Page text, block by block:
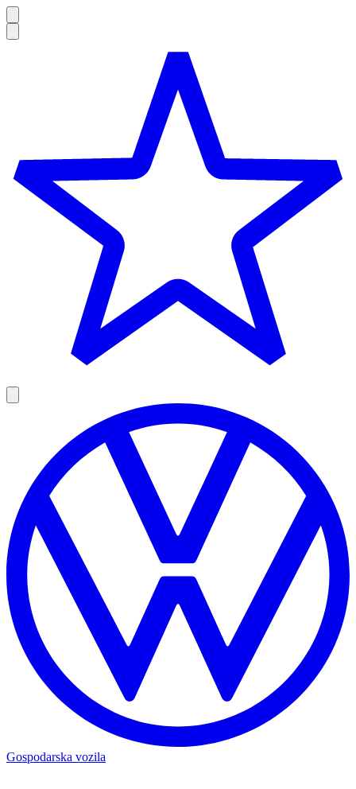
Gospodarska vozila